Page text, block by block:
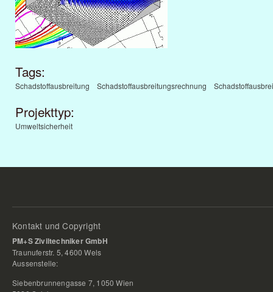
Tags:
Schadstoffausbreitung Schadstoffausbreitungsrechnung
Projekttyp:
Umweltsicherheit
Kontakt und Copyright
PM+S Ziviltechniker GmbH
Traunuferstr. 5, 4600 Wels
Aussenstelle:
Siebenbrunnengasse 7, 1050 Wien